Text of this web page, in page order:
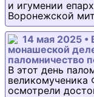
и игумении
Воронежской
14 мая 2025
монашеской
паломничество
В этот день
великомученика
осмотрели